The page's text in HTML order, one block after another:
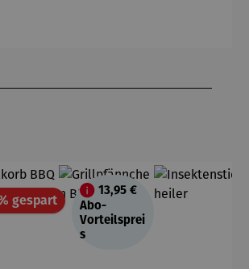
gespartRabatt
13,95 €
Abo-
Vorteilsprei
s